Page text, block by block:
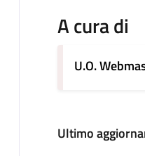
A cura di
U.O.
Ultimo